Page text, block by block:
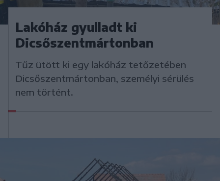
Lakóház gyulladt ki
Dicsőszentmártonban
Tűz ütött ki egy lakóház tetőzetében
Dicsőszentmártonban, személyi sérülés
nem történt.